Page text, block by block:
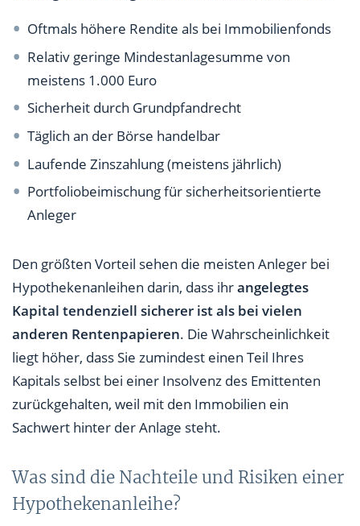
Oftmals höhere Rendite als bei Immobilienfonds
Relativ geringe Mindestanlagesumme von
meistens 1.000 Euro
Sicherheit durch Grundpfandrecht
Täglich an der Börse handelbar
Laufende Zinszahlung (meistens jährlich)
Portfoliobeimischung für sicherheitsorientierte
Anleger
Den größten Vorteil sehen die meisten Anleger bei
Hypothekenanleihen darin, dass ihrangelegtes
Kapital tendenziell sicherer ist als bei vielen
anderen Rentenpapieren. Die Wahrscheinlichkeit
liegt höher, dass Sie zumindest einen Teil Ihres
Kapitals selbst bei einer Insolvenz des Emittenten
zurückgehalten, weil mit den Immobilien ein
Sachwert hinter der Anlage steht.
Was sind die Nachteile und Risiken einer
Hypothekenanleihe?